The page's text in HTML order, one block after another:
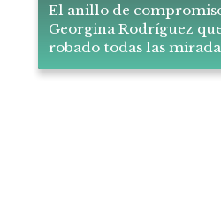
El anillo de
Georgina Rodríguez
robado todas las